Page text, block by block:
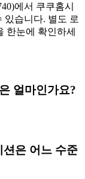
에서 쿠쿠홈시
있습니다. 별도 로
한눈에 확인하세
얼마인가요?
션은 어느 수준